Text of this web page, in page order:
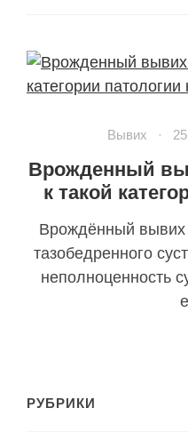
Вывих ·
Врожденный
к такой
Врождённый вывих
тазобедренного
неполноценность
РУБРИКИ